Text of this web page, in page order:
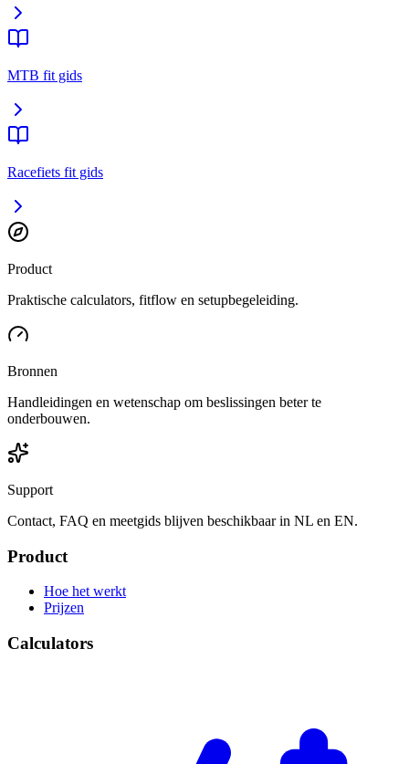
MTB fit gids
Racefiets fit gids
Product
Praktische calculators, fitflow en setupbegeleiding.
Bronnen
Handleidingen en wetenschap om beslissingen beter te
onderbouwen.
Support
Contact, FAQ en meetgids blijven beschikbaar in NL en EN.
Product
Hoe het werkt
Prijzen
Calculators